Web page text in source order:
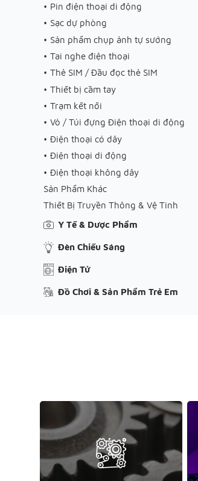
Pin điện thoại di động
Sạc dự phòng
Sản phẩm chụp ảnh tự sướng
Tai nghe điện thoại
Thẻ SIM / Đầu đọc thẻ SIM
Thiết bị cầm tay
Trạm kết nối
Vỏ / Túi đựng Điện thoại di động
Điện thoại có dây
Điện thoại di động
Điện thoại không dây
Sản Phẩm Khác
Thiết Bị Truyền Thông & Vệ Tinh
Y Tế & Dược Phẩm
Đèn Chiếu Sáng
Điện Tử
Đồ Chơi & Sản Phẩm Trẻ Em